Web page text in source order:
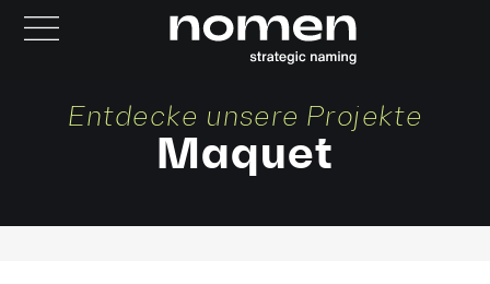
Entdecke unsere Projekte
Maquet